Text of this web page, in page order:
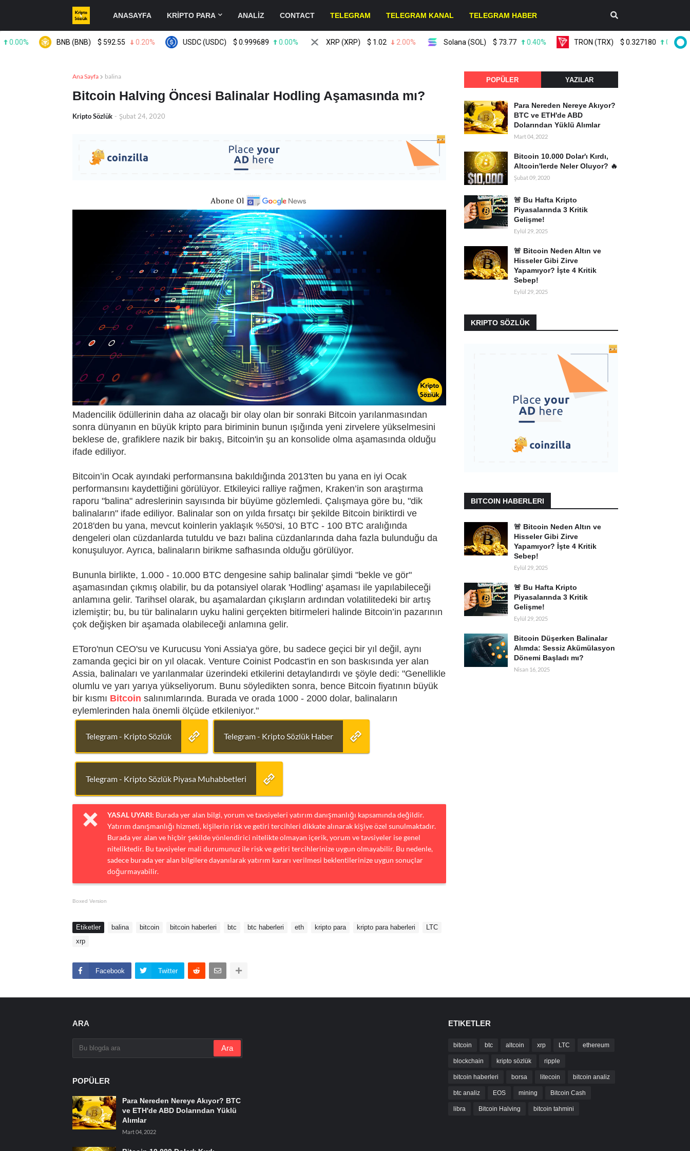
ANASAYFA KRİPTO PARA ANALİZ CONTACT TELEGRAM TELEGRAM KANAL TELEGRAM HABER
BNB (BNB) $592.55 0.20% USDC (USDC) $0.999689 0.00% XRP (XRP) $1.02 2.00% Solana (SOL) $73.77 0.40% TRON (TRX) $0.327180 0.10%
Ana Sayfa balina
Bitcoin Halving Öncesi Balinalar Hodling Aşamasında mı?
Kripto Sözlük - Şubat 24, 2020
Madencilik ödüllerinin daha az olacağı bir olay olan bir sonraki Bitcoin yarılanmasından
sonra dünyanın en büyük kripto para biriminin bunun ışığında yeni zirvelere yükselmesini
beklese de, grafiklere nazik bir bakış, Bitcoin'in şu an konsolide olma aşamasında olduğu
ifade ediliyor.
Bitcoin’in Ocak ayındaki performansına bakıldığında 2013'ten bu yana en iyi Ocak
performansını kaydettiğini görülüyor. Etkileyici ralliye rağmen, Kraken’in son araştırma
raporu "balina" adreslerinin sayısında bir büyüme gözlemledi. Çalışmaya göre bu, "dik
balinaların" ifade ediliyor. Balinalar son on yılda fırsatçı bir şekilde Bitcoin biriktirdi ve
2018'den bu yana, mevcut koinlerin yaklaşık %50'si, 10 BTC - 100 BTC aralığında
dengeleri olan cüzdanlarda tutuldu ve bazı balina cüzdanlarında daha fazla bulunduğu da
konuşuluyor. Ayrıca, balinaların birikme safhasında olduğu görülüyor.
Bununla birlikte, 1.000 - 10.000 BTC dengesine sahip balinalar şimdi "bekle ve gör"
aşamasından çıkmış olabilir, bu da potansiyel olarak 'Hodling' aşaması ile yapılabileceği
anlamına gelir. Tarihsel olarak, bu aşamalardan çıkışların ardından volatilitedeki bir artış
izlemiştir; bu, bu tür balinaların uyku halini gerçekten bitirmeleri halinde Bitcoin’in pazarının
çok değişken bir aşamada olabileceği anlamına gelir.
EToro'nun CEO'su ve Kurucusu Yoni Assia'ya göre, bu sadece geçici bir yıl değil, aynı
zamanda geçici bir on yıl olacak. Venture Coinist Podcast'in en son baskısında yer alan
Assia, balinaları ve yarılanmalar üzerindeki etkilerini detaylandırdı ve şöyle dedi: "Genellikle
olumlu ve yarı yarıya yükseliyorum. Bunu söyledikten sonra, bence Bitcoin fiyatının büyük
bir kısmı Bitcoin salınımlarında. Burada ve orada 1000 - 2000 dolar, balinaların
eylemlerinden hala önemli ölçüde etkileniyor."
Telegram - Kripto Sözlük Telegram - Kripto Sözlük Haber
Telegram - Kripto Sözlük Piyasa Muhabbetleri
YASAL UYARI: Burada yer alan bilgi, yorum ve tavsiyeleri yatırım danışmanlığı kapsamında değildir.
Yatırım danışmanlığı hizmeti, kişilerin risk ve getiri tercihleri dikkate alınarak kişiye özel sunulmaktadır.
Burada yer alan ve hiçbir şekilde yönlendirici nitelikte olmayan içerik, yorum ve tavsiyeler ise genel
niteliktedir. Bu tavsiyeler mali durumunuz ile risk ve getiri tercihlerinize uygun olmayabilir. Bu nedenle,
sadece burada yer alan bilgilere dayanılarak yatırım kararı verilmesi beklentilerinize uygun sonuçlar
doğurmayabilir.
Boxed Version
Etiketler balina bitcoin bitcoin haberleri btc btc haberleri eth kripto para kripto para haberleri
LTC
xrp
Facebook Twitter
POPÜLER YAZILAR
Para Nereden Nereye Akıyor?
BTC ve ETH'de ABD
Dolarından Yüklü Alımlar
Mart 04, 2022
Bitcoin 10.000 Dolar'ı Kırdı,
Altcoin'lerde Neler Oluyor? 🔥
Şubat 09, 2020
🚨 Bu Hafta Kripto
Piyasalarında 3 Kritik
Gelişme!
Eylül 29, 2025
🚨 Bitcoin Neden Altın ve
Hisseler Gibi Zirve
Yapamıyor? İşte 4 Kritik
Sebep!
Eylül 29, 2025
KRIPTO SÖZLÜK
BITCOIN HABERLERI
🚨 Bitcoin Neden Altın ve
Hisseler Gibi Zirve
Yapamıyor? İşte 4 Kritik
Sebep!
Eylül 29, 2025
🚨 Bu Hafta Kripto
Piyasalarında 3 Kritik
Gelişme!
Eylül 29, 2025
Bitcoin Düşerken Balinalar
Alımda: Sessiz Akümülasyon
Dönemi Başladı mı?
Nisan 16, 2025
ARA
POPÜLER
Para Nereden Nereye Akıyor? BTC
ve ETH'de ABD Dolarından Yüklü
Alımlar
Mart 04, 2022
ETIKETLER
bitcoin btc altcoin xrp LTC ethereum
blockchain kripto sözlük ripple
bitcoin haberleri borsa litecoin bitcoin analiz
btc analiz EOS mining Bitcoin Cash
libra Bitcoin Halving bitcoin tahmini